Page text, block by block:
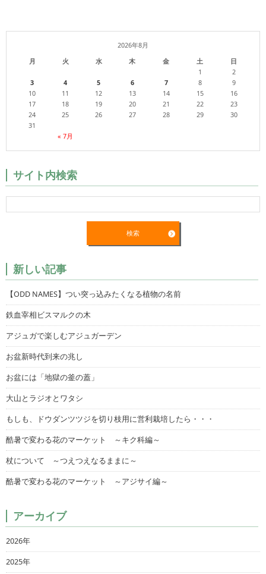
2026年8月
月
火 水 木 金 土 日
« 7月
1
2
3
4 5 6 7 8
9
10
11 12 13 14 15
16
17
18 19 20 21 22
23
24
25 26 27 28 29
30
31
サイト内検索
新しい記事
【ODD NAMES】つい突っ込みたくなる植物の名前
鉄血宰相ビスマルクの木
アジュガで楽しむアジュガーデン
お盆新時代到来の兆し
お盆には「地獄の釜の蓋」
大山とラジオとワタシ
もしも、ドウダンツツジを切り枝用に営利栽培したら・・・
酷暑で変わる花のマーケット ～キク科編～
杖について ～つえつえなるままに～
酷暑で変わる花のマーケット ～アジサイ編～
アーカイブ
2026年
2025年